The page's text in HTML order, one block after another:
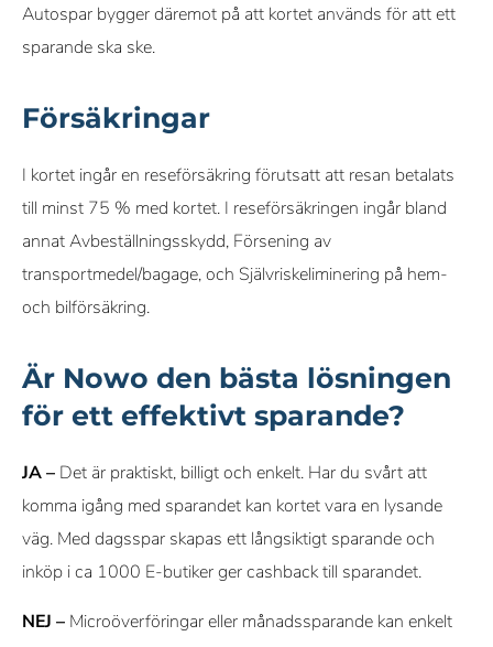
Autospar bygger däremot på att kortet används för att ett
sparande ska ske.
Försäkringar
I kortet ingår en reseförsäkring förutsatt att resan betalats
till minst 75 % med kortet. I reseförsäkringen ingår bland
annat Avbeställningsskydd, Försening av
transportmedel/bagage, och Självriskeliminering på hem-
och bilförsäkring.
Är Nowo den bästa lösningen
för ett effektivt sparande?
JA – Det är praktiskt, billigt och enkelt. Har du svårt att
komma igång med sparandet kan kortet vara en lysande
väg. Med dagsspar skapas ett långsiktigt sparande och
inköp i ca 1000 E-butiker ger cashback till sparandet.
NEJ – Microöverföringar eller månadssparande kan enkelt